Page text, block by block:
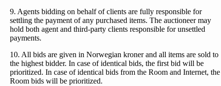
9. Agents bidding on behalf of clients are fully responsible for
settling the payment of any purchased items. The auctioneer may
hold both agent and third-party clients responsible for unsettled
payments.
10. All bids are given in Norwegian kroner and all items are sold to
the highest bidder. In case of identical bids, the first bid will be
prioritized. In case of identical bids from the Room and Internet, the
Room bids will be prioritized.